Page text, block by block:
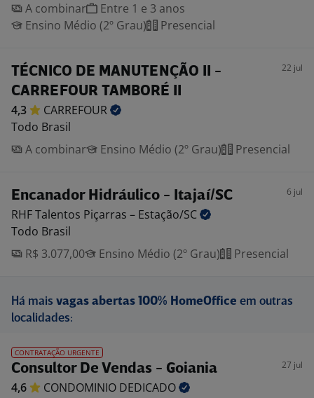
A combinar
Entre 1 e 3 anos
Ensino Médio (2º Grau)
Presencial
TÉCNICO DE MANUTENÇÃO II -
CARREFOUR TAMBORÉ II
22 jul
4,3
CARREFOUR
Todo Brasil
A combinar
Ensino Médio (2º Grau) Presencial
Encanador Hidráulico - Itajaí/SC 6 jul
RHF Talentos Piçarras – Estação/SC
Todo Brasil
R$ 3.077,00
Ensino Médio (2º Grau) Presencial
Há mais vagas abertas 100% HomeOffice em outras
localidades:
CONTRATAÇÃO URGENTE
Consultor De Vendas - Goiania 27 jul
4,6 CONDOMINIO DEDICADO